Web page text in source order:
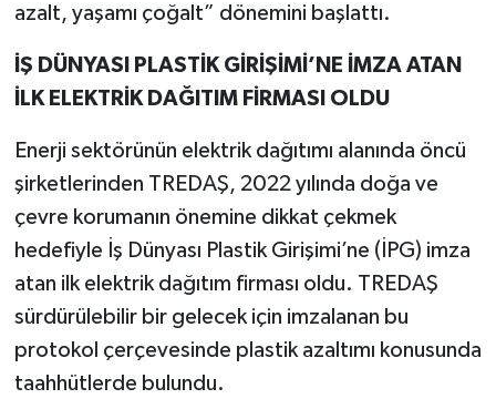
azalt, yaşamı çoğalt” dönemini başlattı.
İŞ DÜNYASI PLASTİK GİRİŞİMİ’NE İMZA ATAN
İLK ELEKTRİK DAĞITIM FİRMASI OLDU
Enerji sektörünün elektrik dağıtımı alanında öncü
şirketlerinden TREDAŞ, 2022 yılında doğa ve
çevre korumanın önemine dikkat çekmek
hedefiyle İş Dünyası Plastik Girişimi’ne (İPG) imza
atan ilk elektrik dağıtım firması oldu. TREDAŞ
sürdürülebilir bir gelecek için imzalanan bu
protokol çerçevesinde plastik azaltımı konusunda
taahhütlerde bulundu.